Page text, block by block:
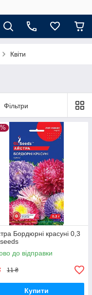
Квіти
Фільтри
Бордюрні красуні 0,3
до відправки
11 ₴
Купити